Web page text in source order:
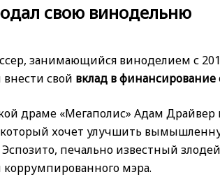
свою винодельню
занимающийся виноделием с
внести свой вклад в финансирование
драме «Мегаполис» Адам Драйвер
который хочет улучшить
печально известный
мэра.